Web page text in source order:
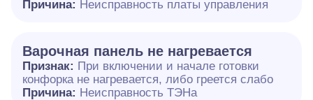
Причина: Неисправность платы управления
Варочная панель не нагревается
Признак: При включении и начале готовки
конфорка не нагревается, либо греется слабо
Причина: Неисправность ТЭНа